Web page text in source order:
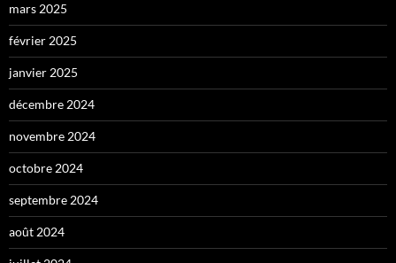
mars 2025
février 2025
janvier 2025
décembre 2024
novembre 2024
octobre 2024
septembre 2024
août 2024